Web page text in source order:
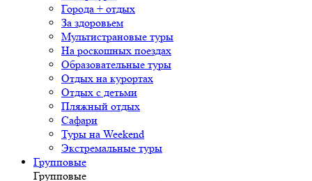
Города + отдых
За здоровьем
Мультистрановые туры
На роскошных поездах
Образовательные туры
Отдых на курортах
Отдых с детьми
Пляжный отдых
Сафари
Туры на Weekend
Экстремальные туры
Групповые
Групповые